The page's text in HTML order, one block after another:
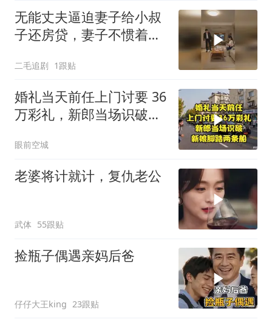
无能丈夫逼迫妻子给小叔
子还房贷，妻子不惯着他
二毛追剧 1跟贴
婚礼当天前任上门讨要 36
万彩礼，新郎当场识破新
眼前空城
老婆将计就计，复仇老公
武体 55跟贴
捡瓶子偶遇亲妈后爸
仔仔大王king 23跟贴